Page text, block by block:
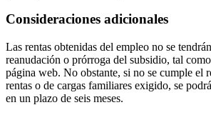
Consideraciones adicionales
Las rentas obtenidas del empleo no se
reanudación o prórroga del subsidio, tal
página web. No obstante, si no se cumple el
rentas o de cargas familiares exigido, se
en un plazo de seis meses.